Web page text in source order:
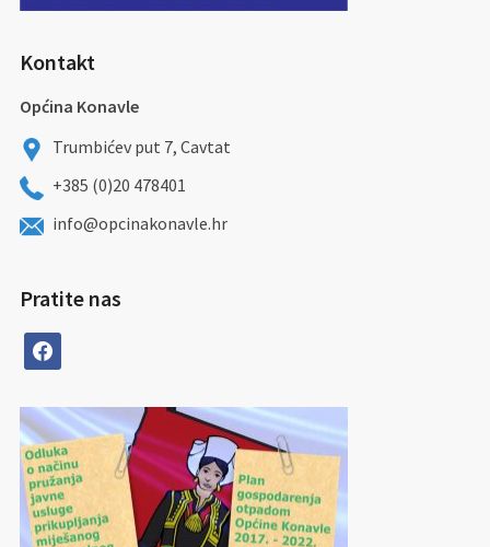
Kontakt
Općina Konavle
Trumbićev put 7, Cavtat
+385 (0)20 478401
info@opcinakonavle.hr
Pratite nas
facebook